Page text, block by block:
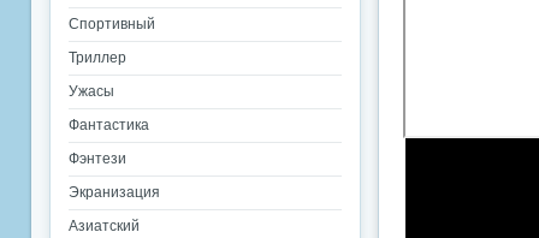
Спортивный
Триллер
Ужасы
Фантастика
Фэнтези
Экранизация
Азиатский